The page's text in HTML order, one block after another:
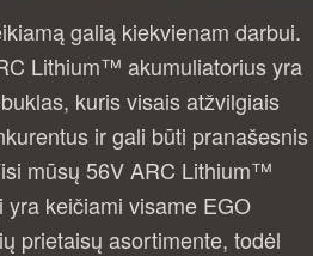
galią kiekvienam darbui.
Lithium™ akumuliatorius yra
kuris visais atžvilgiais
ir gali būti pranašesnis
mūsų 56V ARC Lithium™
yra keičiami visame EGO
prietaisų asortimente, todėl